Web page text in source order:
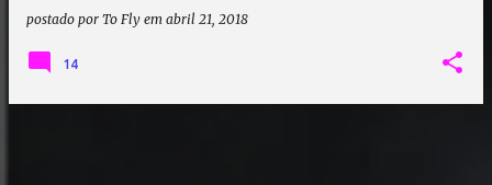
postado por To Fly em abril 21, 2018
14